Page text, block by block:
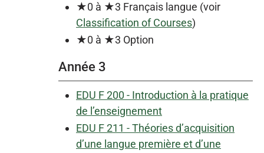
★0 à ★3 Français langue (voir
Classification of Courses)
★0 à ★3 Option
Année 3
EDU F 200 - Introduction à la pratique
de l’enseignement
EDU F 211 - Théories d’acquisition
d’une langue première et d’une